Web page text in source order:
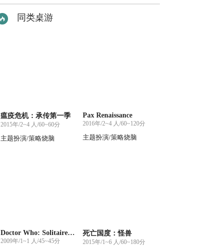
同类桌游
瘟疫危机：承传第一季
2015年/2~4 人/60~60分
主题扮演/策略烧脑
Pax Renaissance
2016年/2~4 人/60~120分
主题扮演/策略烧脑
Doctor Who: Solitaire Story Game
2009年/1~1 人/45~45分
死亡国度：怪兽
2015年/1~6 人/60~180分